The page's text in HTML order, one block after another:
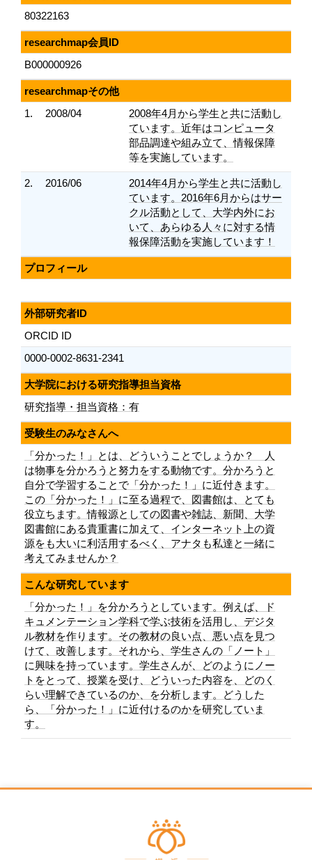
80322163
researchmap会員ID
B000000926
researchmapその他
1.
2008/04
2008年4月から学生と共に活動し
ています。近年はコンピュータ
部品調達や組み立て、情報保障
等を実施しています。
2. 2016/06
2014年4月から学生と共に活動し
ています。2016年6月からはサー
クル活動として、大学内外にお
いて、あらゆる人々に対する情
報保障活動を実施しています！
プロフィール
外部研究者ID
ORCID ID
0000-0002-8631-2341
大学院における研究指導担当資格
研究指導・担当資格：有
受験生のみなさんへ
「分かった！」とは、どういうことでしょうか？ 人
は物事を分かろうと努力をする動物です。分かろうと
自分で学習することで「分かった！」に近付きます。
この「分かった！」に至る過程で、図書館は、とても
役立ちます。情報源としての図書や雑誌、新聞、大学
図書館にある貴重書に加えて、インターネット上の資
源をも大いに利活用するべく、アナタも私達と一緒に
考えてみませんか？
こんな研究しています
「分かった！」を分かろうとしています。例えば、ド
キュメンテーション学科で学ぶ技術を活用し、デジタ
ル教材を作ります。その教材の良い点、悪い点を見つ
けて、改善します。それから、学生さんの「ノート」
に興味を持っています。学生さんが、どのようにノー
トをとって、授業を受け、どういった内容を、どのく
らい理解できているのか、を分析します。どうした
ら、「分かった！」に近付けるのかを研究していま
す。